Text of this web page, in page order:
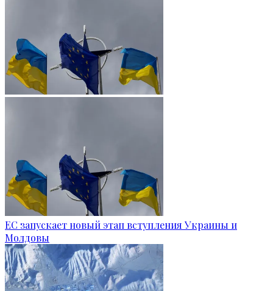
ЕС запускает новый этап вступления Украины и
Молдовы